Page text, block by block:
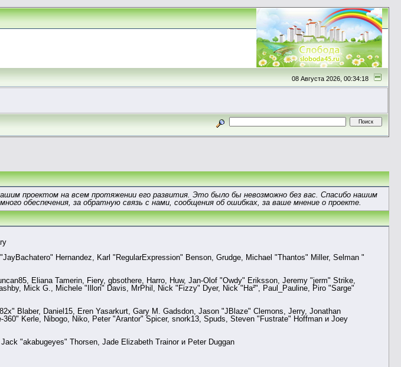
08 Августа 2026, 00:34:18
проектом на всем протяжении его развития. Это было бы невозможно без вас. Спасибо нашим
обеспечения, за обратную связь с нами, сообщения об ошибках, за ваше мнение о проекте.
Hernandez, Karl "RegularExpression" Benson, Grudge, Michael "Thantos" Miller, Selman "
Eliana Tamerin, Fiery, gbsothere, Harro, Huw, Jan-Olof "Owdy" Eriksson, Jeremy "jerm" Strike,
Mick G., Michele "Illori" Davis, MrPhil, Nick "Fizzy" Dyer, Nick "Ha²", Paul_Pauline, Piro "Sarge"
Blaber, Daniel15, Eren Yasarkurt, Gary M. Gadsdon, Jason "JBlaze" Clemons, Jerry, Jonathan
Kerle, Nibogo, Niko, Peter "Arantor" Spicer, snork13, Spuds, Steven "Fustrate" Hoffman и Joey
"akabugeyes" Thorsen, Jade Elizabeth Trainor и Peter Duggan